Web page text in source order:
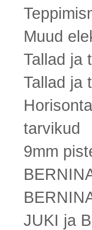
Muud
Tallad ja
Tallad ja
tarvikud
9mm
JUKI ja